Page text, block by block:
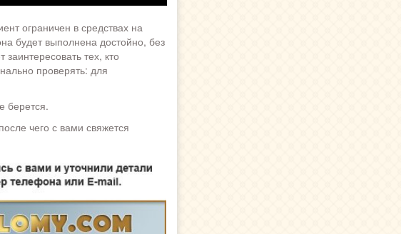
ограничен в средствах на
будет выполнена достойно, без
тех, кто
проверять: для
берется.
чего с вами свяжется